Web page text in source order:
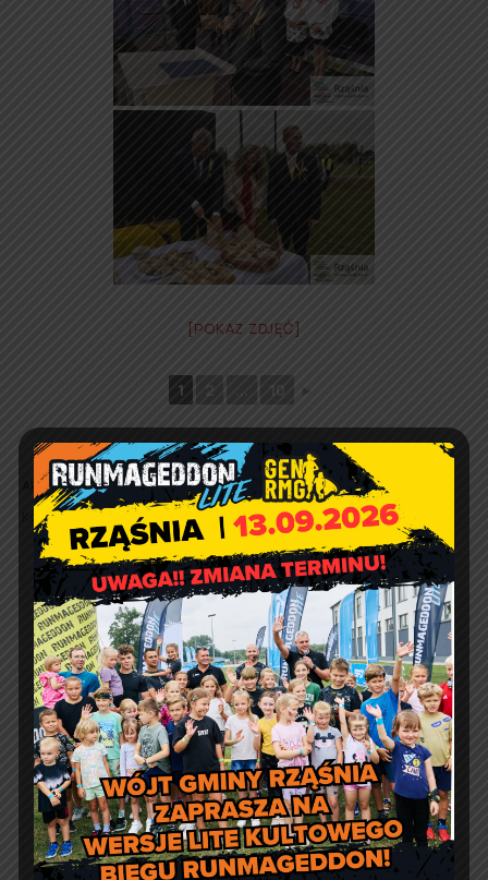
[POKAZ ZDJĘĆ]
1 2 10 ►
Aktualizacja 13.09.2017:zaktualizowano galerię (selekcja zdjęć: Anita
Kozieł-Hachurska)
II edycja Ogólnopolskiego
Konkursu Wiedzy o Prawie
Wyborczym „Wybieram
wybory” – Wybory
Samorządowe